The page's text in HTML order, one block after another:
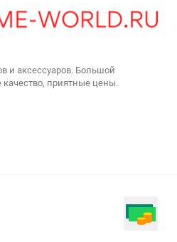
и аксессуаров. Большой
качество, приятные цены.